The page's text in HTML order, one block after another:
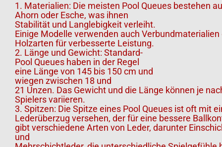
1. Materialien: Die meisten Pool Queues bestehen
Ahorn oder Esche, was ihnen
Stabilität und Langlebigkeit verleiht.
Einige Modelle verwenden auch
Holzarten für verbesserte Leistung.
2. Länge und Gewicht: Standard-
Pool Queues haben in der Regel
eine Länge von 145 bis 150 cm und
wiegen zwischen 18 und
21 Unzen. Das Gewicht und die Länge können je
Spielers variieren.
3. Spitzen: Die Spitze eines Pool Queues ist oft mit
Lederüberzug versehen, der für eine bessere
gibt verschiedene Arten von Leder, darunter
und